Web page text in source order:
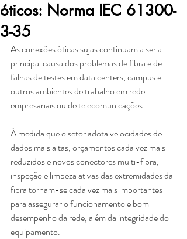
óticos: Norma IEC 61300-
3-35
As conexões óticas sujas continuam a ser a
principal causa dos problemas de fibra e de
falhas de testes em data centers, campus e
outros ambientes de trabalho em rede
empresariais ou de telecomunicações.
À medida que o setor adota velocidades de
dados mais altas, orçamentos cada vez mais
reduzidos e novos conectores multi-fibra,
inspeção e limpeza ativas das extremidades da
fibra tornam-se cada vez mais importantes
para assegurar o funcionamento e bom
desempenho da rede, além da integridade do
equipamento.